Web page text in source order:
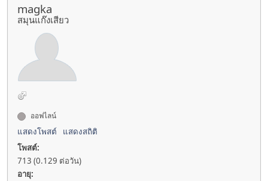
magka
สมุนแก๊งเสียว
ออฟไลน์
แสดงโพสต์
แสดงสถิติ
โพสต์:
713 (0.129 ต่อวัน)
อายุ: